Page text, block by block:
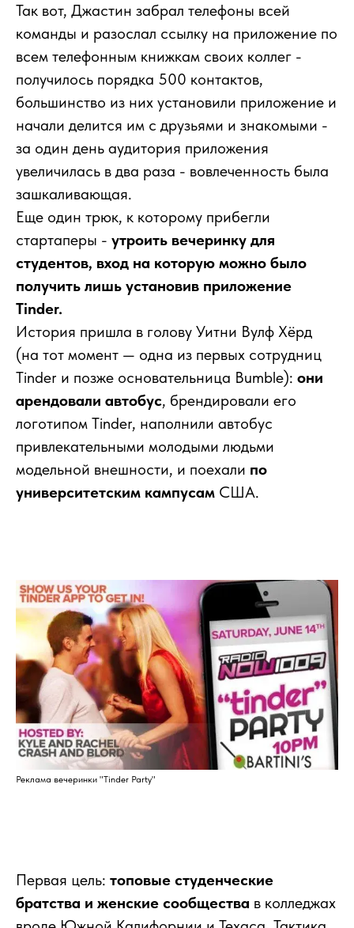
Так вот, Джастин забрал телефоны всей
команды и разослал ссылку на приложение по
всем телефонным книжкам своих коллег -
получилось порядка 500 контактов,
большинство из них установили приложение и
начали делится им с друзьями и знакомыми -
за один день аудитория приложения
увеличилась в два раза - вовлеченность была
зашкаливающая.
Еще один трюк, к которому прибегли
стартаперы - утроить вечеринку для
студентов, вход на которую можно было
получить лишь установив приложение
Tinder.
История пришла в голову Уитни Вулф Хёрд
(на тот момент — одна из первых сотрудниц
Tinder и позже основательница Bumble): они
арендовали автобус, брендировали его
логотипом Tinder, наполнили автобус
привлекательными молодыми людьми
модельной внешности, и поехали по
университетским кампусам США.
Реклама вечеринки "Tinder Party"
Первая цель: топовые студенческие
братства и женские сообщества в колледжах